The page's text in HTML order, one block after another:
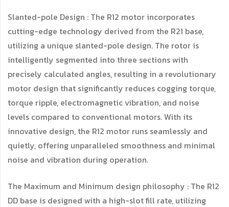
Slanted-pole Design : The R12 motor incorporates
cutting-edge technology derived from the R21 base,
utilizing a unique slanted-pole design. The rotor is
intelligently segmented into three sections with
precisely calculated angles, resulting in a revolutionary
motor design that significantly reduces cogging torque,
torque ripple, electromagnetic vibration, and noise
levels compared to conventional motors. With its
innovative design, the R12 motor runs seamlessly and
quietly, offering unparalleled smoothness and minimal
noise and vibration during operation.
The Maximum and Minimum design philosophy : The R12
DD base is designed with a high-slot fill rate, utilizing